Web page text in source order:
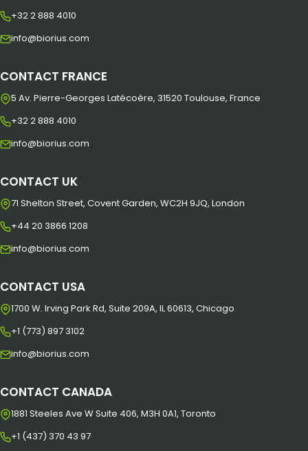
+32 2 888 4010
info@biorius.com
CONTACT FRANCE
5 Av. Pierre-Georges Latécoère, 31520 Toulouse, France
+32 2 888 4010
info@biorius.com
CONTACT UK
71 Shelton Street, Covent Garden, WC2H 9JQ, London
+44 20 3866 1208
info@biorius.com
CONTACT USA
1700 W. Irving Park Rd, Suite 209A, IL 60613, Chicago
+1 (773) 897 3102
info@biorius.com
CONTACT CANADA
1881 Steeles Ave W Suite 406, M3H 0A1, Toronto
+1 (437) 370 43 97